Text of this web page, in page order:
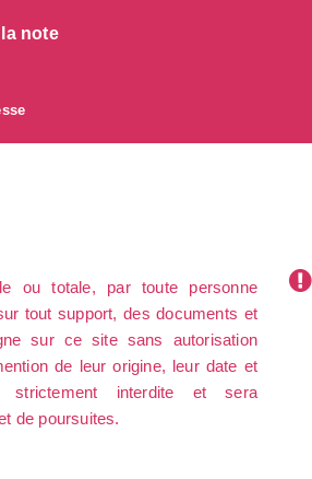
note
ou totale, par toute personne
tout support, des documents et
sur ce site sans autorisation
de leur origine, leur date et
strictement interdite et sera
de poursuites.